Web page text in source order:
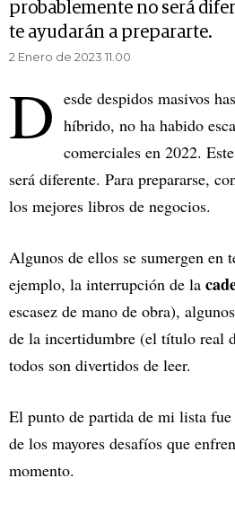
probablemente no será
te ayudarán a prepararte.
2 Enero de 2023 11.00
D esde despidos masivos
híbrido, no ha habido
comerciales en 2022.
será diferente. Para prepararse,
los mejores libros de negocios.
Algunos de ellos se sumergen en
ejemplo, la interrupción de la
escasez de mano de obra),
de la incertidumbre (el título real
todos son divertidos de leer.
El punto de partida de mi lista fue
de los mayores desafíos que
momento.